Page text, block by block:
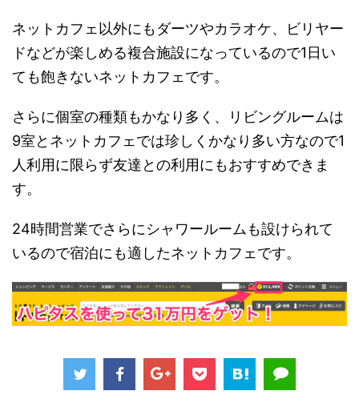
ネットカフェ以外にもダーツやカラオケ、ビリヤー
ドなどが楽しめる複合施設になっているので1日い
ても飽きないネットカフェです。
さらに個室の種類もかなり多く、リビングルームは
9室とネットカフェでは珍しくかなり多い方なので1
人利用に限らず友達との利用にもおすすめできま
す。
24時間営業でさらにシャワールームも設けられて
いるので宿泊にも適したネットカフェです。